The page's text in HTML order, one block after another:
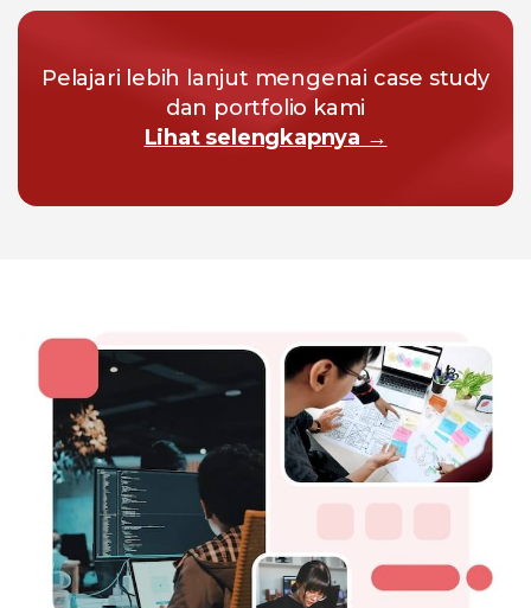
Pelajari lebih lanjut mengenai case study
dan portfolio kami
Lihat selengkapnya →